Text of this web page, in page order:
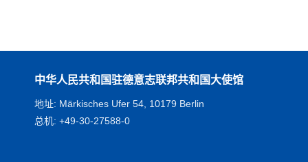
中华人民共和国驻德意志联邦共和国大使馆
地址: Märkisches Ufer 54, 10179 Berlin
总机: +49-30-27588-0